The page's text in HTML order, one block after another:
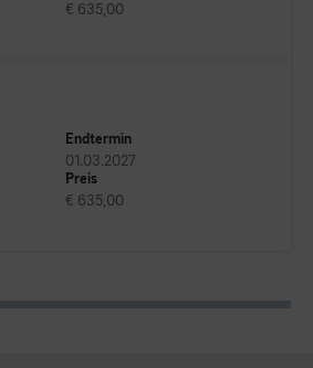
€ 635,00
Endtermin
01.03.2027
Preis
€ 635,00